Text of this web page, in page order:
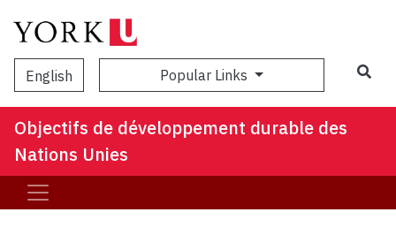
English Popular Links
Objectifs de développement durable des
Nations Unies